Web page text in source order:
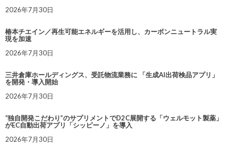
2026年7月30日
椿本チエイン／再生可能エネルギーを活用し、カーボンニュートラル実
現を加速
2026年7月30日
三井倉庫ホールディングス、受託物流業務に 「生成AI出荷検品アプリ」
を開発・導入開始
2026年7月30日
“独自開発こだわり”のサプリメントでD2C展開する「ウェルモット製薬」
がEC自動出荷アプリ「シッピーノ」を導入
2026年7月30日